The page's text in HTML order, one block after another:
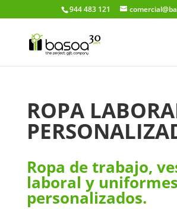
944 483 121
ROPA
Ropa de trabajo,
laboral y uniformes
personalizados.